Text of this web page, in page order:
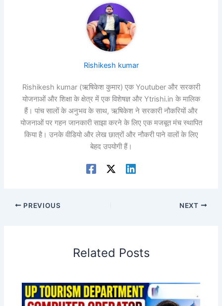
Rishikesh kumar
Rishikesh kumar (ऋषिकेश कुमार) एक Youtuber और सरकारी
योजनाओं और शिक्षा के क्षेत्र में एक विशेषज्ञ और Ytrishi.in के मालिक
हैं। पांच सालों के अनुभव के साथ, ऋषिकेश ने सरकारी नौकरियों और
योजनाओं पर गहन जानकारी साझा करने के लिए एक मजबूत मंच स्थापित
किया है। उनके वीडियो और लेख छात्रों और नौकरी पाने वालों के लिए
बेहद उपयोगी हैं।
PREVIOUS NEXT
Related Posts